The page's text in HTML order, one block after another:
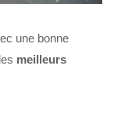
une bonne
meilleurs